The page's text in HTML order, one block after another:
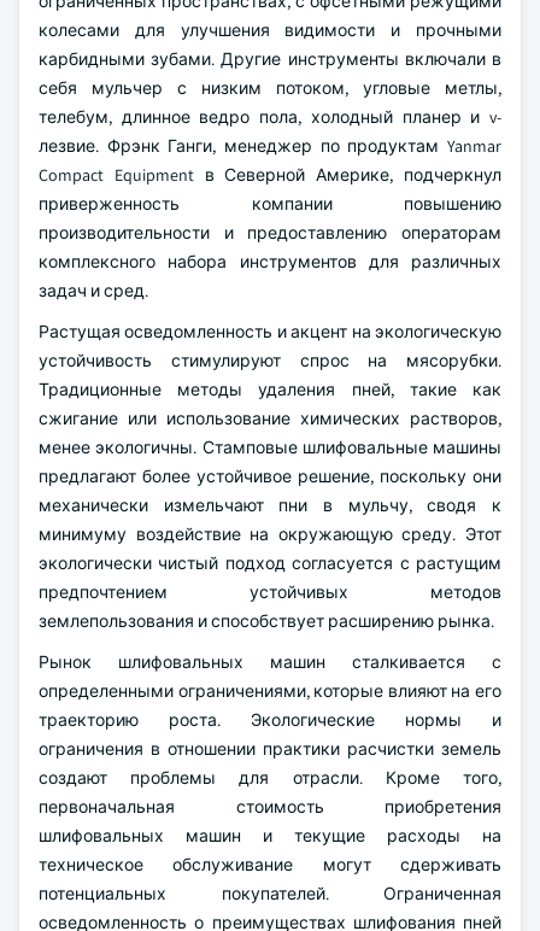
колесами для улучшения видимости и прочными
карбидными зубами. Другие инструменты включали в
себя мульчер с низким потоком, угловые метлы,
телебум, длинное ведро пола, холодный планер и v-
лезвие. Фрэнк Ганги, менеджер по продуктам Yanmar
Compact Equipment в Северной Америке, подчеркнул
приверженность компании повышению
производительности и предоставлению операторам
комплексного набора инструментов для различных
задач и сред.
Растущая осведомленность и акцент на экологическую
устойчивость стимулируют спрос на мясорубки.
Традиционные методы удаления пней, такие как
сжигание или использование химических растворов,
менее экологичны. Стамповые шлифовальные машины
предлагают более устойчивое решение, поскольку они
механически измельчают пни в мульчу, сводя к
минимуму воздействие на окружающую среду. Этот
экологически чистый подход согласуется с растущим
предпочтением устойчивых методов
землепользования и способствует расширению рынка.
Рынок шлифовальных машин сталкивается с
определенными ограничениями, которые влияют на его
траекторию роста. Экологические нормы и
ограничения в отношении практики расчистки земель
создают проблемы для отрасли. Кроме того,
первоначальная стоимость приобретения
шлифовальных машин и текущие расходы на
техническое обслуживание могут сдерживать
потенциальных покупателей. Ограниченная
осведомленность о преимуществах шлифования пней